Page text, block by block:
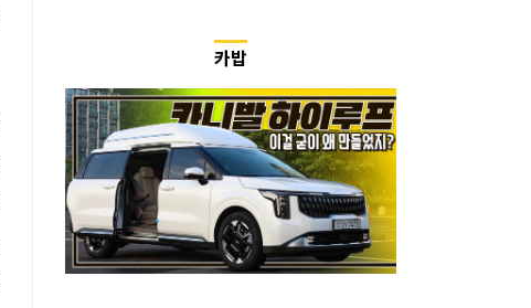
카밥